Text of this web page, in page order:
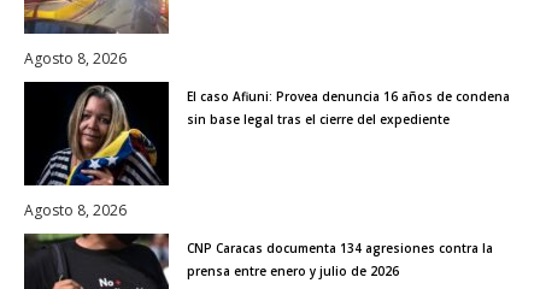
Agosto 8, 2026
El caso Afiuni: Provea denuncia 16 años de condena
sin base legal tras el cierre del expediente
Agosto 8, 2026
CNP Caracas documenta 134 agresiones contra la
prensa entre enero y julio de 2026